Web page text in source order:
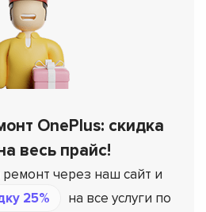
OnePlus: скидка
весь прайс!
через наш сайт и
25%
на все услуги по